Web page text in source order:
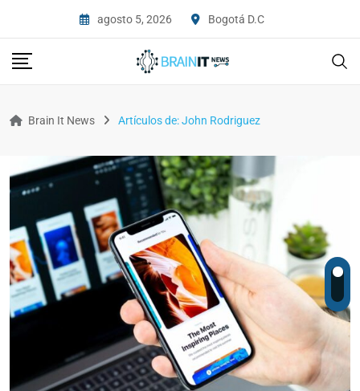
agosto 5, 2026 Bogotá D.C
Brain It News Artículos de: John Rodriguez